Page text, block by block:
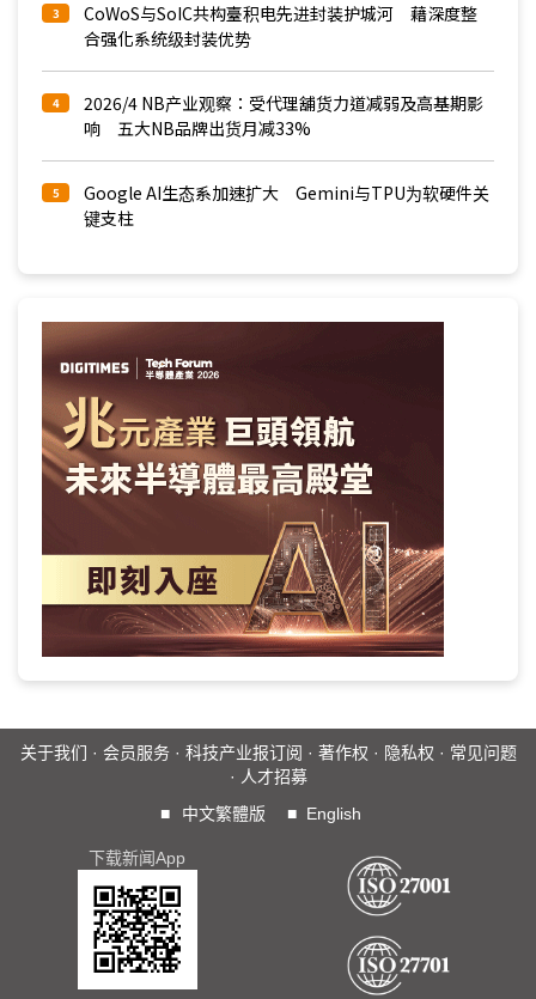
3
CoWoS与SoIC共构臺积电先进封装护城河 藉深度整
合强化系统级封装优势
4
2026/4 NB产业观察：受代理舖货力道减弱及高基期影
响 五大NB品牌出货月减33%
5
Google AI生态系加速扩大 Gemini与TPU为软硬件关
键支柱
关于我们 · 会员服务· 科技产业报订阅 · 著作权 · 隐私权 · 常见问题
· 人才招募
■
中文繁體版 ■ English
下载新闻App